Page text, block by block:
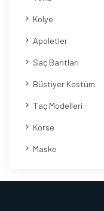
Kolye
Apoletler
Saç Bantları
Büstiyer Kostüm
Taç Modelleri
Korse
Maske